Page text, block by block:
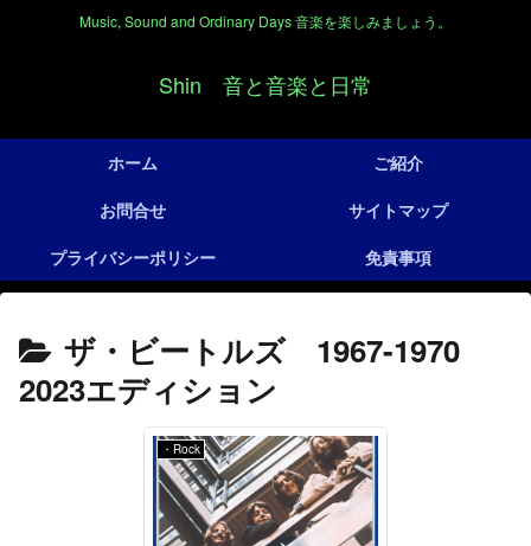
Music, Sound and Ordinary Days 音楽を楽しみましょう。
Shin 音と音楽と日常
ホーム
ご紹介
お問合せ
サイトマップ
プライバシーポリシー
免責事項
ザ・ビートルズ 1967-1970
2023エディション
・Rock